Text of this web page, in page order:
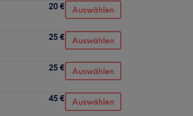
20 € Auswählen
25 € Auswählen
25 € Auswählen
45 € Auswählen